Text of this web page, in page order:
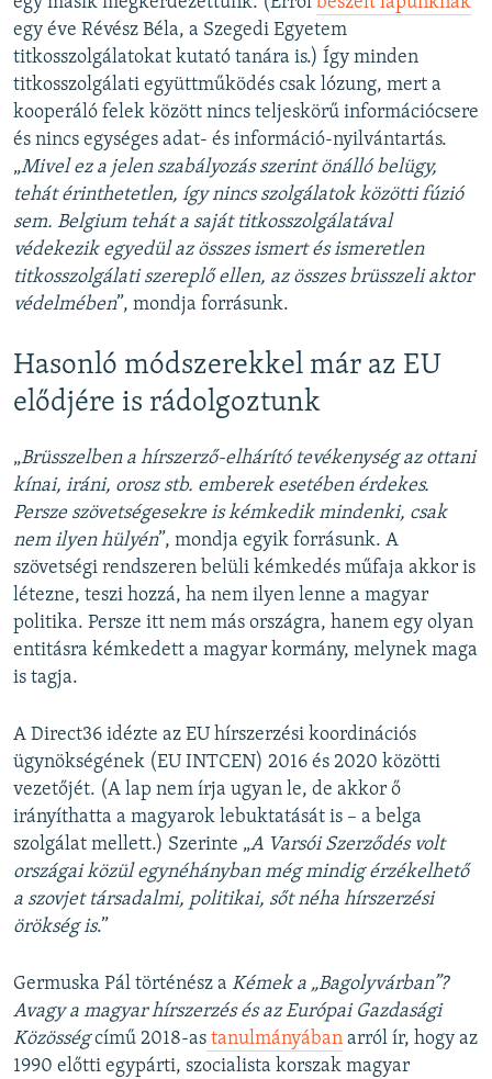
egy éve Révész Béla, a Szegedi Egyetem
titkosszolgálatokat kutató tanára is.) Így minden
titkosszolgálati együttműködés csak lózung, mert a
kooperáló felek között nincs teljeskörű információcsere
és nincs egységes adat- és információ-nyilvántartás.
„Mivel ez a jelen szabályozás szerint önálló belügy,
tehát érinthetetlen, így nincs szolgálatok közötti fúzió
sem. Belgium tehát a saját titkosszolgálatával
védekezik egyedül az összes ismert és ismeretlen
titkosszolgálati szereplő ellen, az összes brüsszeli aktor
védelmében”, mondja forrásunk.
Hasonló módszerekkel már az EU
elődjére is rádolgoztunk
„Brüsszelben a hírszerző-elhárító tevékenység az ottani
kínai, iráni, orosz stb. emberek esetében érdekes.
Persze szövetségesekre is kémkedik mindenki, csak
nem ilyen hülyén”, mondja egyik forrásunk. A
szövetségi rendszeren belüli kémkedés műfaja akkor is
létezne, teszi hozzá, ha nem ilyen lenne a magyar
politika. Persze itt nem más országra, hanem egy olyan
entitásra kémkedett a magyar kormány, melynek maga
is tagja.
A Direct36 idézte az EU hírszerzési koordinációs
ügynökségének (EU INTCEN) 2016 és 2020 közötti
vezetőjét. (A lap nem írja ugyan le, de akkor ő
irányíthatta a magyarok lebuktatását is – a belga
szolgálat mellett.) Szerinte „A Varsói Szerződés volt
országai közül egynéhányban még mindig érzékelhető
a szovjet társadalmi, politikai, sőt néha hírszerzési
örökség is.”
Germuska Pál történész a Kémek a „Bagolyvárban”?
Avagy a magyar hírszerzés és az Európai Gazdasági
Közösségcímű 2018-as tanulmányában arról ír, hogy az
1990 előtti egypárti, szocialista korszak magyar